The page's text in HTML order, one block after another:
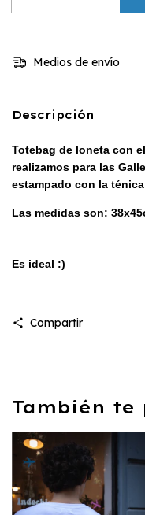
Medios de envío
Descripción
Totebag de loneta con el
realizamos para las
estampado con la ténica
Las medidas son:
Es ideal :)
Compartir
También te